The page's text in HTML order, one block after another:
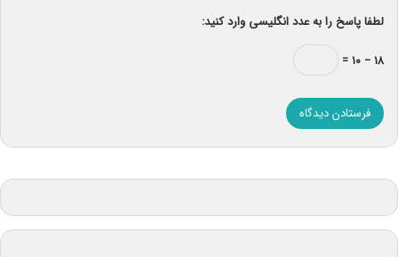
لطفا پاسخ را به عدد انگلیسی وارد کنید:
۱۸ − ۱۰ =